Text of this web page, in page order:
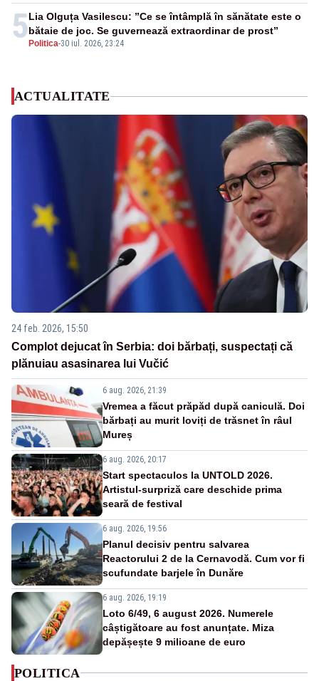
5 Politica-30 iul. 2026, 23:24
Lia Olguța Vasilescu: ”Ce se întâmplă în sănătate este o
bătaie de joc. Se guvernează extraordinar de prost”
ACTUALITATE
24 feb. 2026, 15:50
Complot dejucat în Serbia: doi bărbați, suspectați că
plănuiau asasinarea lui Vučić
6 aug. 2026, 21:39
Vremea a făcut prăpăd după caniculă. Doi
bărbați au murit loviți de trăsnet în râul
Mureș
6 aug. 2026, 20:17
Start spectaculos la UNTOLD 2026.
Artistul-surpriză care deschide prima
seară de festival
6 aug. 2026, 19:56
Planul decisiv pentru salvarea
Reactorului 2 de la Cernavodă. Cum vor fi
scufundate barjele în Dunăre
6 aug. 2026, 19:19
Loto 6/49, 6 august 2026. Numerele
câștigătoare au fost anunțate. Miza
depășește 9 milioane de euro
POLITICA